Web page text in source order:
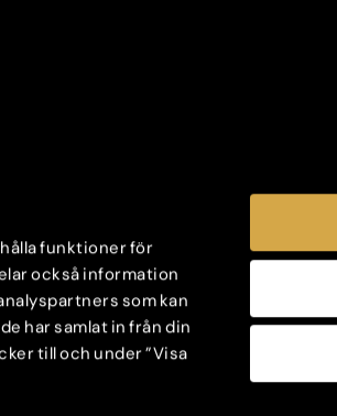
funktioner för
också information
som kan
har samlat in från din
till och under ”Visa